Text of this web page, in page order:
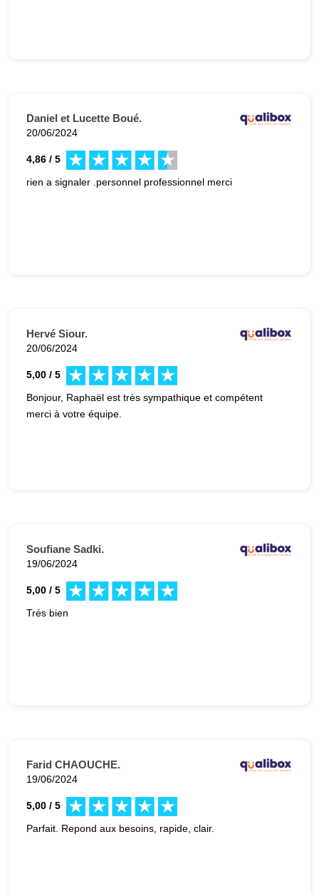
Daniel et Lucette Boué.
20/06/2024
4,86 / 5
rien a signaler .personnel professionnel merci
Hervé Siour.
20/06/2024
5,00 / 5
Bonjour, Raphaël est très sympathique et compétent
merci à votre équipe.
Soufiane Sadki.
19/06/2024
5,00 / 5
Trés bien
Farid CHAOUCHE.
19/06/2024
5,00 / 5
Parfait. Repond aux besoins, rapide, clair.